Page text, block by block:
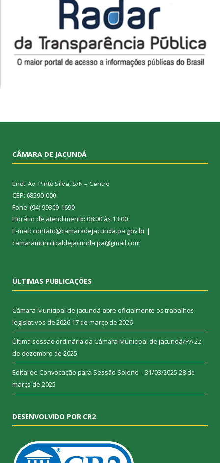
CÂMARA DE JACUNDÁ
End.: Av. Pinto Silva, S/N – Centro
CEP: 68590-000
Fone: (94) 99309-1690
Horário de atendimento: 08:00 às 13:00
E-mail: contato@camaradejacunda.pa.gov.br |
camaramunicipaldejacunda.pa@gmail.com
ÚLTIMAS PUBLICAÇÕES
Câmara Municipal de Jacundá abre oficialmente os trabalhos
legislativos de 2026 17 de março de 2026
Última sessão ordinária da Câmara Municipal de Jacundá/PA22
de dezembro de 2025
Edital de Convocação para Sessão Solene – 31/03/2025 28 de
março de 2025
DESENVOLVIDO POR CR2